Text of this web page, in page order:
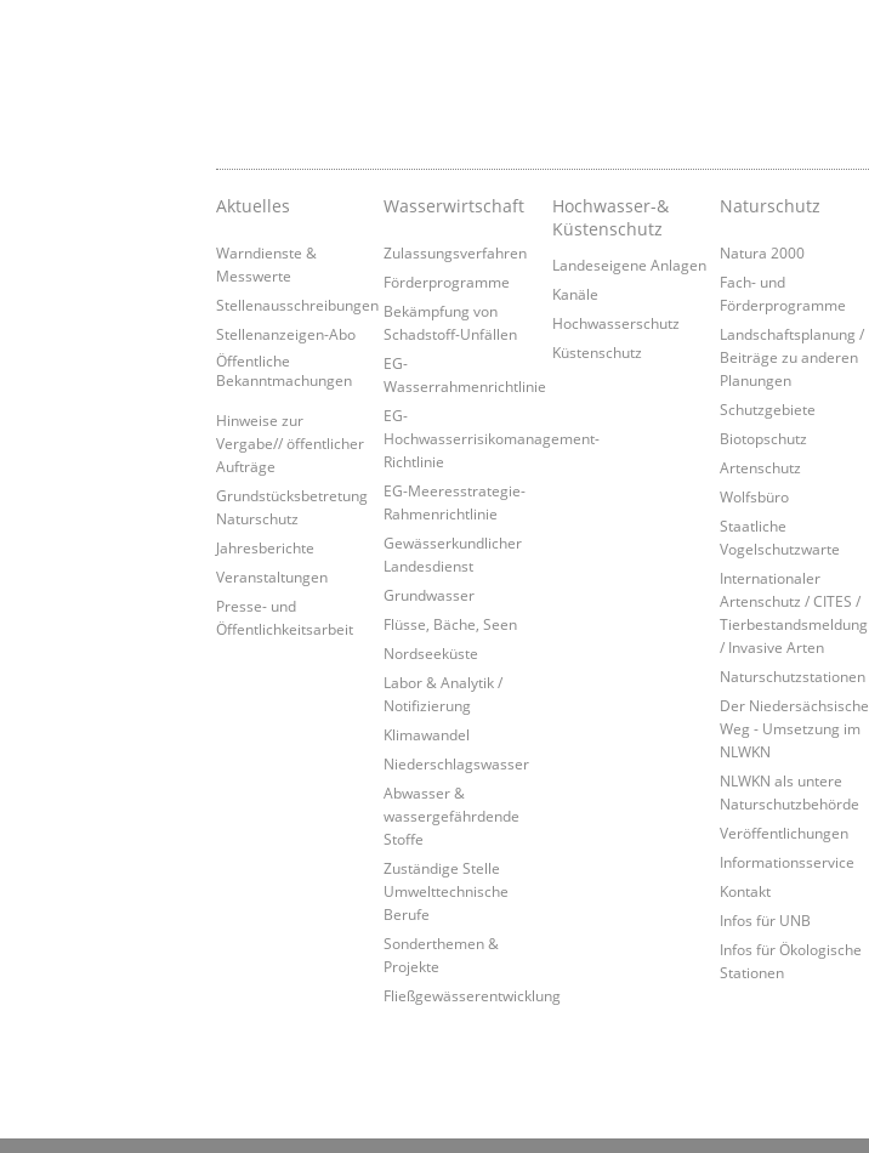
Aktuelles
Warndienste &
Messwerte
Stellenausschreibungen
Stellenanzeigen-Abo
Öffentliche
Bekanntmachungen
Hinweise zur
Vergabe// öffentlicher
Aufträge
Grundstücksbetretung
Naturschutz
Jahresberichte
Veranstaltungen
Presse- und
Öffentlichkeitsarbeit
Wasserwirtschaft
Zulassungsverfahren
Förderprogramme
Bekämpfung von
Schadstoff-Unfällen
EG-
Wasserrahmenrichtlinie
EG-
Hochwasserrisikomanagement-
Richtlinie
EG-Meeresstrategie-
Rahmenrichtlinie
Gewässerkundlicher
Landesdienst
Grundwasser
Flüsse, Bäche, Seen
Nordseeküste
Labor & Analytik /
Notifizierung
Klimawandel
Niederschlagswasser
Abwasser &
wassergefährdende
Stoffe
Zuständige Stelle
Umwelttechnische
Berufe
Sonderthemen &
Projekte
Fließgewässerentwicklung
Hochwasser-&
Küstenschutz
Landeseigene Anlagen
Kanäle
Hochwasserschutz
Küstenschutz
Naturschutz
Natura 2000
Fach- und
Förderprogramme
Landschaftsplanung /
Beiträge zu anderen
Planungen
Schutzgebiete
Biotopschutz
Artenschutz
Wolfsbüro
Staatliche
Vogelschutzwarte
Internationaler
Artenschutz / CITES /
Tierbestandsmeldung
/ Invasive Arten
Naturschutzstationen
Der Niedersächsische
Weg - Umsetzung im
NLWKN
NLWKN als untere
Naturschutzbehörde
Veröffentlichungen
Informationsservice
Kontakt
Infos für UNB
Infos für Ökologische
Stationen